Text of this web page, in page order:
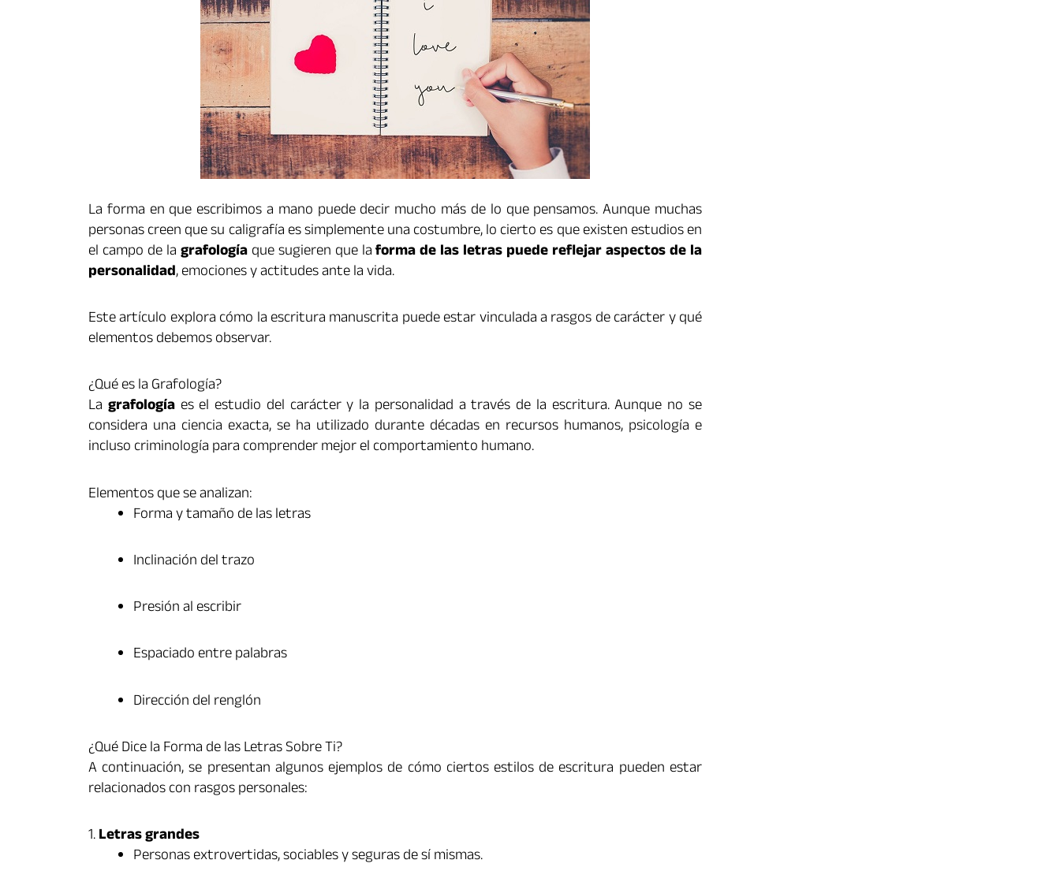
La forma en que escribimos a mano puede decir mucho más de lo que pensamos. Aunque muchas
personas creen que su caligrafía es simplemente una costumbre, lo cierto es que existen estudios en
el campo de lagrafologíaque sugieren que laforma de las letras puede reflejar aspectos de la
personalidad, emociones y actitudes ante la vida.
Este artículo explora cómo la escritura manuscrita puede estar vinculada a rasgos de carácter y qué
elementos debemos observar.
¿Qué es la Grafología?
La grafologíaes el estudio del carácter y la personalidad a través de la escritura. Aunque no se
considera una ciencia exacta, se ha utilizado durante décadas en recursos humanos, psicología e
incluso criminología para comprender mejor el comportamiento humano.
Elementos que se analizan:
Forma y tamaño de las letras
Inclinación del trazo
Presión al escribir
Espaciado entre palabras
Dirección del renglón
¿Qué Dice la Forma de las Letras Sobre Ti?
A continuación, se presentan algunos ejemplos de cómo ciertos estilos de escritura pueden estar
relacionados con rasgos personales:
1.Letras grandes
Personas extrovertidas, sociables y seguras de sí mismas.